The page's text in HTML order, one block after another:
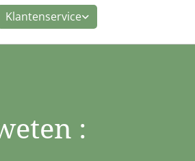
Klantenservice
: